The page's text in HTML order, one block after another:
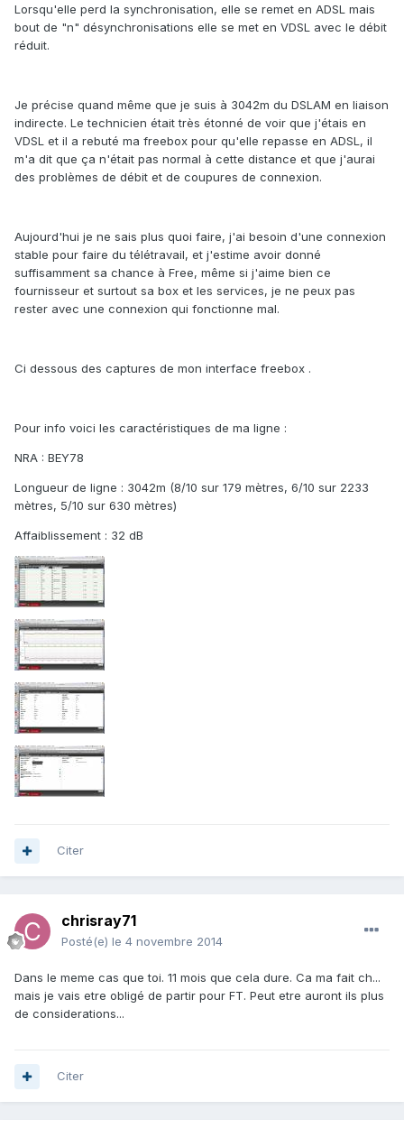
Lorsqu'elle perd la synchronisation, elle se remet en ADSL mais
bout de "n" désynchronisations elle se met en VDSL avec le débit
réduit.
Je précise quand même que je suis à 3042m du DSLAM en liaison
indirecte. Le technicien était très étonné de voir que j'étais en
VDSL et il a rebuté ma freebox pour qu'elle repasse en ADSL, il
m'a dit que ça n'était pas normal à cette distance et que j'aurai
des problèmes de débit et de coupures de connexion.
Aujourd'hui je ne sais plus quoi faire, j'ai besoin d'une connexion
stable pour faire du télétravail, et j'estime avoir donné
suffisamment sa chance à Free, même si j'aime bien ce
fournisseur et surtout sa box et les services, je ne peux pas
rester avec une connexion qui fonctionne mal.
Ci dessous des captures de mon interface freebox .
Pour info voici les caractéristiques de ma ligne :
NRA : BEY78
Longueur de ligne : 3042m (8/10 sur 179 mètres, 6/10 sur 2233
mètres, 5/10 sur 630 mètres)
Affaiblissement : 32 dB
Citer
chrisray71
Posté(e) le 4 novembre 2014
Dans le meme cas que toi. 11 mois que cela dure. Ca ma fait ch...
mais je vais etre obligé de partir pour FT. Peut etre auront ils plus
de considerations...
Citer